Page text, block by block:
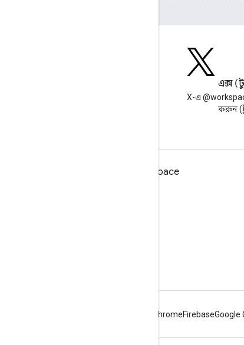
এক্স
X-এ
করুন
ডেভেলপারদের জন্য Google Workspace
ChromeFirebaseGoogle